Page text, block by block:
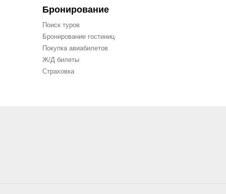
Бронирование
Поиск туров
Бронирование гостиниц
Покупка авиабилетов
Ж/Д билеты
Страховка